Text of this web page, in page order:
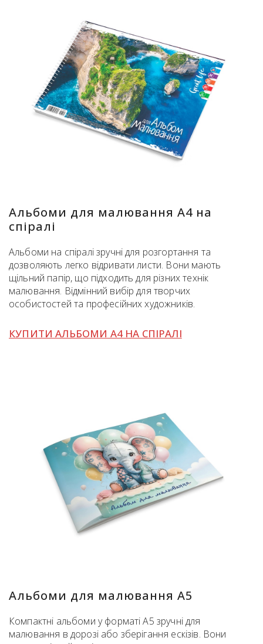
Альбоми для малювання А4 на
спіралі
Альбоми на спіралі зручні для розгортання та
дозволяють легко відривати листи. Вони мають
щільний папір, що підходить для різних технік
малювання. Відмінний вибір для творчих
особистостей та професійних художників.
КУПИТИ АЛЬБОМИ А4 НА СПІРАЛІ
Альбоми для малювання А5
Компактні альбоми у форматі А5 зручні для
малювання в дорозі або зберігання ескізів. Вони